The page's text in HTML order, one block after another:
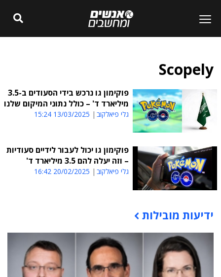
Scopely
פוקימון גו נרכש בידי הסעודים ב-3.5
מיליארד ד' – כולל נתוני המיקום שלנו
גלי פיאלקוב 13/03/2025 15:24
פוקימון גו יכול לעבור לידיים סעודיות
– וזה יעלה להם 3.5 מיליארד ד'
גלי פיאלקוב 20/02/2025 16:42
תוכן פרסומי
ידיעות מובילות